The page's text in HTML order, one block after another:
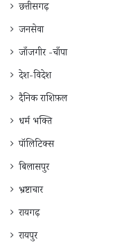
छत्तीसगढ़
जनसेवा
जाँजगीर -चाँपा
देश-विदेश
दैनिक राशिफ़ल
धर्म भक्ति
पॉलिटिक्स
बिलासपुर
भ्रष्टाचार
रायगढ़
रायपुर